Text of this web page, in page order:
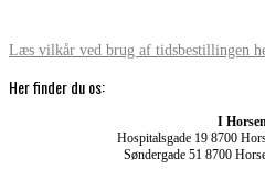
Læs vilkår ved brug af tidsbestillingen
Her finder du os:
I
Hospitalsgade 19 8700
Søndergade 51 8700